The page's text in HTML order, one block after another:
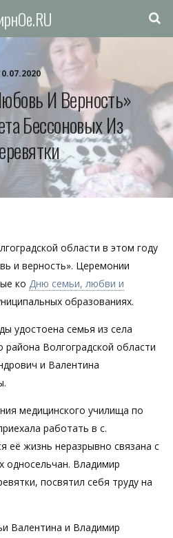
И Верность»
Бессоновых Из
области в этом году
и верность». Церемонии
ко Дню семьи, любви и
образованиях.
удостоена семья из села
района Волгоградской области
и Валентина
медицинского училища по
работать в с.
её жизнь неразрывно связана с
односельчан. Владимир
посвятил себя труду на
Валентина и Владимир